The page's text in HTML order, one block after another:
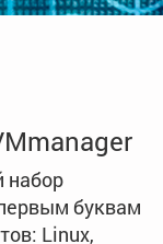
набор
буквам
Linux,